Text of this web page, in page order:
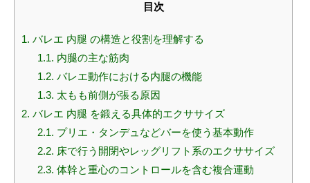
目次
1. バレエ 内腿 の構造と役割を理解する
1.1. 内腿の主な筋肉
1.2. バレエ動作における内腿の機能
1.3. 太もも前側が張る原因
2. バレエ 内腿 を鍛える具体的エクササイズ
2.1. プリエ・タンデュなどバーを使う基本動作
2.2. 床で行う開閉やレッグリフト系のエクササイズ
2.3. 体幹と重心のコントロールを含む複合運動